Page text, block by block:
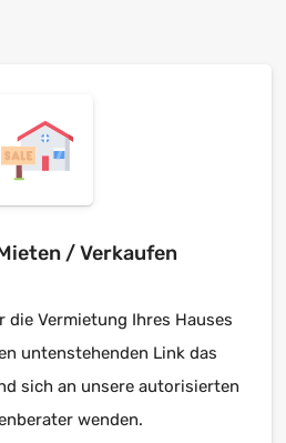
/ Verkaufen
die Vermietung Ihres Hauses
untenstehenden Link das
sich an unsere autorisierten
wenden.